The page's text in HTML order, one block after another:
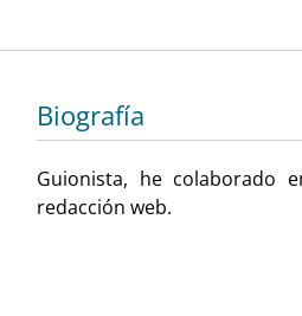
Biografía
Guionista, he colaborado
redacción web.